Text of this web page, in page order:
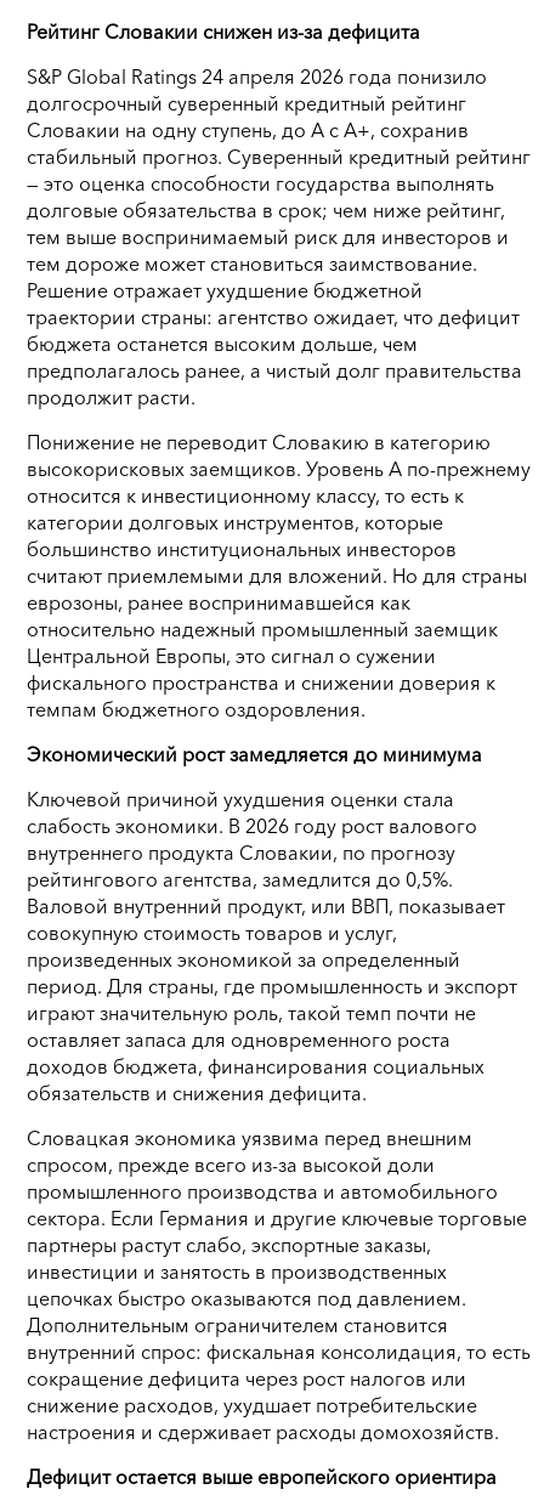
Рейтинг Словакии снижен из-за дефицита
S&P Global Ratings 24 апреля 2026 года понизило
долгосрочный суверенный кредитный рейтинг
Словакии на одну ступень, до A с A+, сохранив
стабильный прогноз. Суверенный кредитный рейтинг
— это оценка способности государства выполнять
долговые обязательства в срок; чем ниже рейтинг,
тем выше воспринимаемый риск для инвесторов и
тем дороже может становиться заимствование.
Решение отражает ухудшение бюджетной
траектории страны: агентство ожидает, что дефицит
бюджета останется высоким дольше, чем
предполагалось ранее, а чистый долг правительства
продолжит расти.
Понижение не переводит Словакию в категорию
высокорисковых заемщиков. Уровень A по-прежнему
относится к инвестиционному классу, то есть к
категории долговых инструментов, которые
большинство институциональных инвесторов
считают приемлемыми для вложений. Но для страны
еврозоны, ранее воспринимавшейся как
относительно надежный промышленный заемщик
Центральной Европы, это сигнал о сужении
фискального пространства и снижении доверия к
темпам бюджетного оздоровления.
Экономический рост замедляется до минимума
Ключевой причиной ухудшения оценки стала
слабость экономики. В 2026 году рост валового
внутреннего продукта Словакии, по прогнозу
рейтингового агентства, замедлится до 0,5%.
Валовой внутренний продукт, или ВВП, показывает
совокупную стоимость товаров и услуг,
произведенных экономикой за определенный
период. Для страны, где промышленность и экспорт
играют значительную роль, такой темп почти не
оставляет запаса для одновременного роста
доходов бюджета, финансирования социальных
обязательств и снижения дефицита.
Словацкая экономика уязвима перед внешним
спросом, прежде всего из-за высокой доли
промышленного производства и автомобильного
сектора. Если Германия и другие ключевые торговые
партнеры растут слабо, экспортные заказы,
инвестиции и занятость в производственных
цепочках быстро оказываются под давлением.
Дополнительным ограничителем становится
внутренний спрос: фискальная консолидация, то есть
сокращение дефицита через рост налогов или
снижение расходов, ухудшает потребительские
настроения и сдерживает расходы домохозяйств.
Дефицит остается выше европейского ориентира